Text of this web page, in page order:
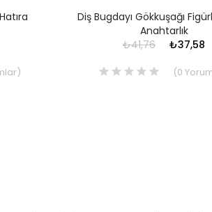
)
Diş Bugdayı Gökkuşağı
Anahtarlık
₺41,76
₺37,58
(0